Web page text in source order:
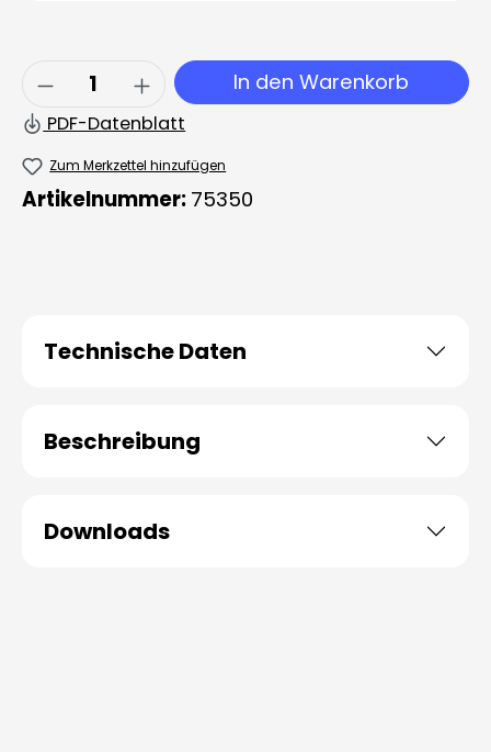
Produkt Anzahl: Gib den
In den Warenkorb
PDF-Datenblatt
Zum Merkzettel hinzufügen
Artikelnummer: 75350
Technische Daten
Beschreibung
Downloads